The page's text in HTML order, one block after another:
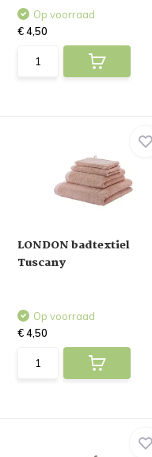
Op voorraad
€ 4,50
LONDON badtextiel
Tuscany
Op voorraad
€ 4,50